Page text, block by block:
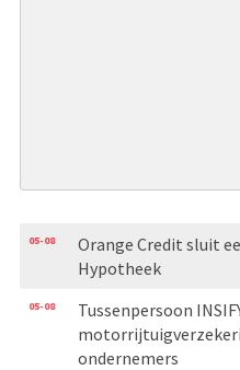
05-08
Orange Credit sluit
Hypotheek
05-08
Tussenpersoon
ondernemers